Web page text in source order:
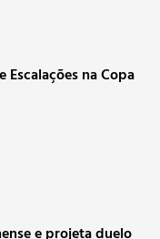
Escalações na Copa
e projeta duelo